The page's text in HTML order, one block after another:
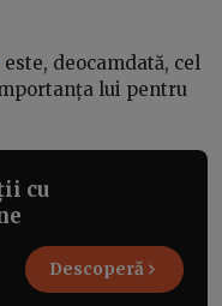
este, deocamdată, cel
lui pentru
cu
Descoperă